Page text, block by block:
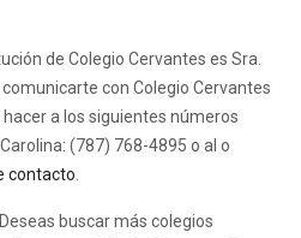
de Colegio Cervantes es Sra.
con Colegio Cervantes
a los siguientes números
(787) 768-4895 o al o
contacto
buscar más colegios